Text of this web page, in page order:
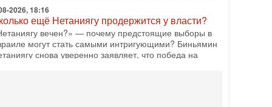
2026, 18:16
ещё Нетаниягу продержится у власти?
вечен?» — почему предстоящие выборы в
могут стать самыми интригующими? Биньямин
снова уверенно заявляет, что победа на